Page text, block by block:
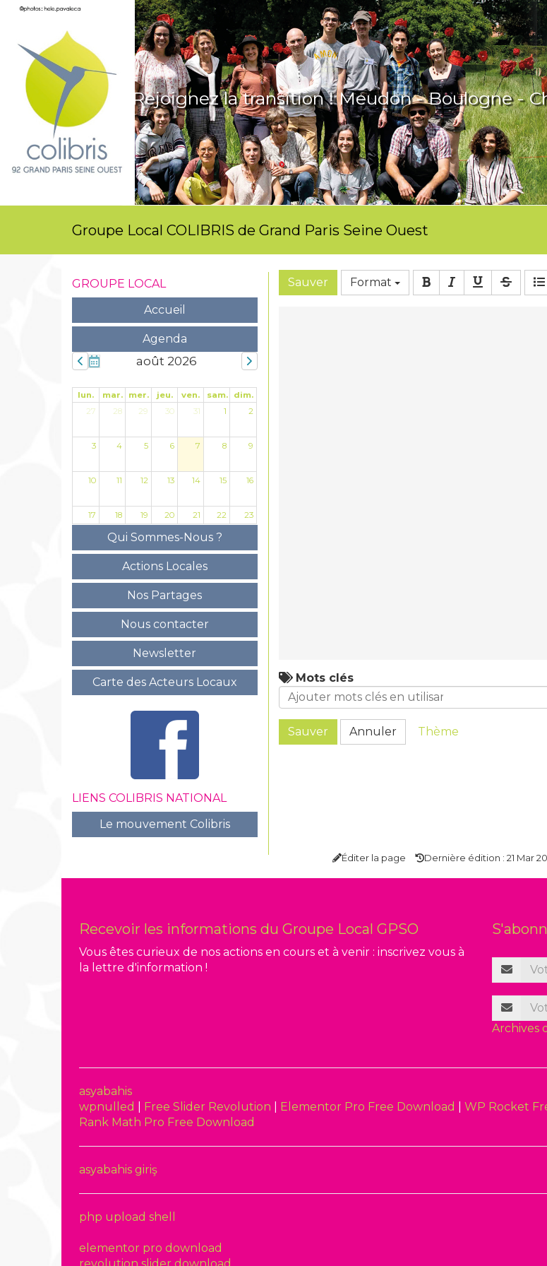
Rejoignez la transition ! Meudon - Boulogne -
Groupe Local COLIBRIS de Grand Paris Seine Ouest
GROUPE LOCAL
Accueil
Agenda
août 2026
lun. mar. mer. jeu. ven. sam.
dim.
27
28 29 30 31 1 2
3 4 5 6 7 8 9
10 11 12 13 14 15 16
17 18 19 20 21 22 23
24 25 26 27 28 29 30
31 1 2 3 4 5 6
Qui Sommes-Nous ?
Actions Locales
Nos Partages
Nous contacter
Newsletter
Carte des Acteurs Locaux
LIENS COLIBRIS NATIONAL
Le mouvement Colibris
Sauver Format
Mots clés
Sauver Annuler Thème
Éditer la page Dernière édition : 21 Mar
Recevoir les informations du Groupe Local GPSO
Vous êtes curieux de nos actions en cours et à venir : inscrivez vous à
la lettre d'information !
Archives
asyabahis
wpnulled
Free Slider Revolution Elementor Pro Free Download
WP Rocket
Rank Math Pro Free Download
asyabahis giriş
php upload shell
elementor pro download